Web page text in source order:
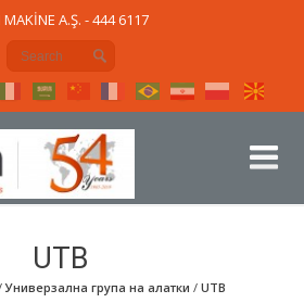
MAKİNE A.Ş. - 444 6117
UTB
Универзална група на алатки /UTB